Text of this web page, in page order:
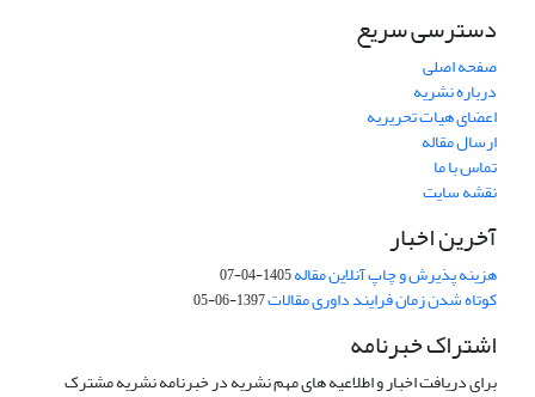
دسترسی سریع
صفحه اصلی
درباره نشریه
اعضای هیات تحریریه
ارسال مقاله
تماس با ما
نقشه سایت
آخرین اخبار
هزینه پذیرش و چاپ آنلاین مقاله1405-04-07
کوتاه شدن زمان فرایند داوری مقالات1397-06-05
اشتراک خبرنامه
برای دریافت اخبار و اطلاعیه های مهم نشریه در خبرنامه نشریه مشترک